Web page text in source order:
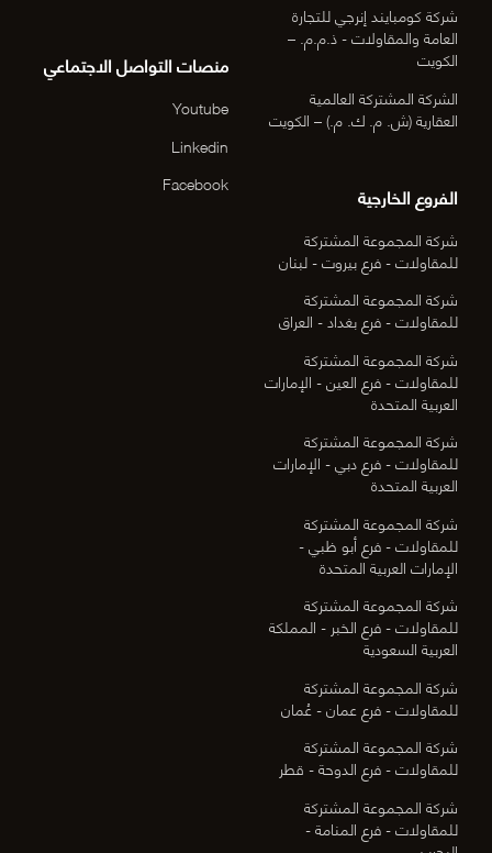
شركة كومبايند إنرجي للتجارة
العامة والمقاولات - ذ.م.م. –
الكويت
الشركة المشتركة العالمية
العقارية (ش. م. ك. م.) – الكويت
الفروع الخارجية
شركة المجموعة المشتركة
للمقاولات - فرع بيروت - لبنان
شركة المجموعة المشتركة
للمقاولات - فرع بغداد - العراق
شركة المجموعة المشتركة
للمقاولات - فرع العين - الإمارات
العربية المتحدة
شركة المجموعة المشتركة
للمقاولات - فرع دبي - الإمارات
العربية المتحدة
شركة المجموعة المشتركة
للمقاولات - فرع أبو ظبي -
الإمارات العربية المتحدة
شركة المجموعة المشتركة
للمقاولات - فرع الخبر - المملكة
العربية السعودية
شركة المجموعة المشتركة
للمقاولات - فرع عمان - عُمان
شركة المجموعة المشتركة
للمقاولات - فرع الدوحة - قطر
شركة المجموعة المشتركة
للمقاولات - فرع المنامة -
منصات التواصل الاجتماعي
Youtube
Linkedin
Facebook